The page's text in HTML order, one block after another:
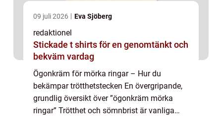
09 juli 2026 Eva Sjöberg
redaktionel
Stickade t shirts för en genomtänkt och
bekväm vardag
Ögonkräm för mörka ringar – Hur du
bekämpar trötthetstecken En övergripande,
grundlig översikt över ”ögonkräm mörka
ringar” Trötthet och sömnbrist är vanliga